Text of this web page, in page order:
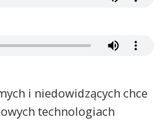
i niedowidzących chce
technologiach